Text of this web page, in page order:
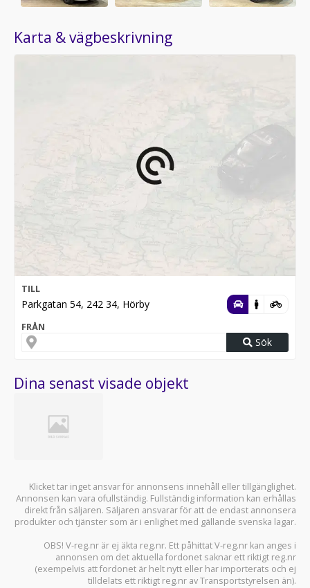
Karta & vägbeskrivning
TILL
Parkgatan 54, 242 34, Hörby
FRÅN
Sök
Dina senast visade objekt
Klicket tar inget ansvar för annonsens innehåll eller tillgänglighet.
Annonsen kan vara ofullständig. Fullständig information kan erhållas
direkt från säljaren. Säljaren ansvarar för att de endast annonsera
produkter och tjänster som är i enlighet med gällande svenska lagar.
OBS! V-reg.nr är ej äkta reg.nr. Ett påhittat V-reg.nr kan anges i
annonsen om det aktuella fordonet saknar ett riktigt reg.nr
(exempelvis att fordonet är helt nytt eller har importerats och ej
tilldelats ett riktigt reg.nr av Transportstyrelsen än).